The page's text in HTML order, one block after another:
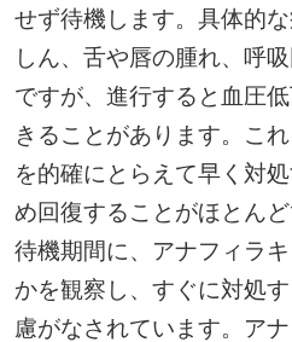
せず待機します。具体的
しん、舌や唇の腫れ、呼
ですが、進行すると血圧
きることがあります。こ
を的確にとらえて早く対
め回復することがほとん
待機期間に、アナフィラ
かを観察し、すぐに対処
慮がなされています。ア